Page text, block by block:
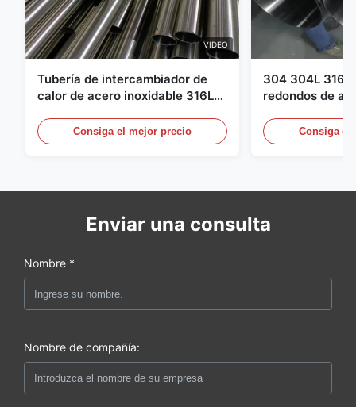
VIDEO
Tubería de intercambiador de
calor de acero inoxidable 316L
corrosiónConsiga el mejor precio
304 304L 316
redondos de
Consiga el
Enviar una consulta
Nombre *
Nombre de compañía: